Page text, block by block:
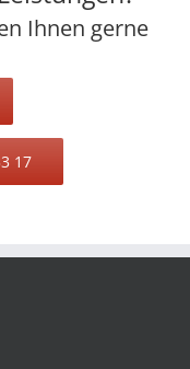
Ihnen gerne
17